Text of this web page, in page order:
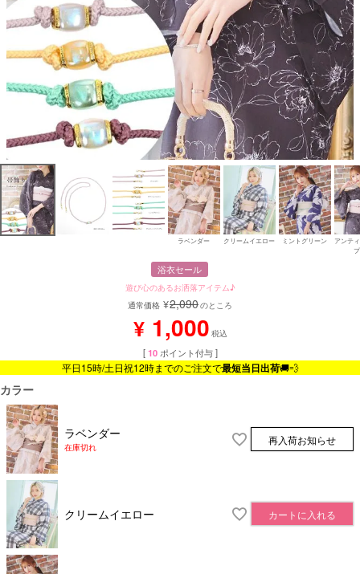
ラベンダー クリームイエロー ミントグリーン
アンテ
浴衣セール
遊び心のあるお洒落アイテム♪
通常価格 ¥2,090のところ
¥ 1,000 税込
[ 10 ポイント付与 ]
平日15時/土日祝12時までのご注文で最短当日出荷🚚💨
カラー
ラベンダー
在庫切れ
再入荷お知らせ
クリームイエロー カートに入れる